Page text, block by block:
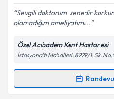
E-posta Adresiniz
Kişisel verilerimin
Metni'ni okudum ve
kapsamda
Sevgili doktorum ️ senedir
olamadığım ameliyatımı...
Özel Acıbadem Kent Hastanesi
İstasyonaltı Mahallesi, 8229/1. Sk.
Randevu Takvimi